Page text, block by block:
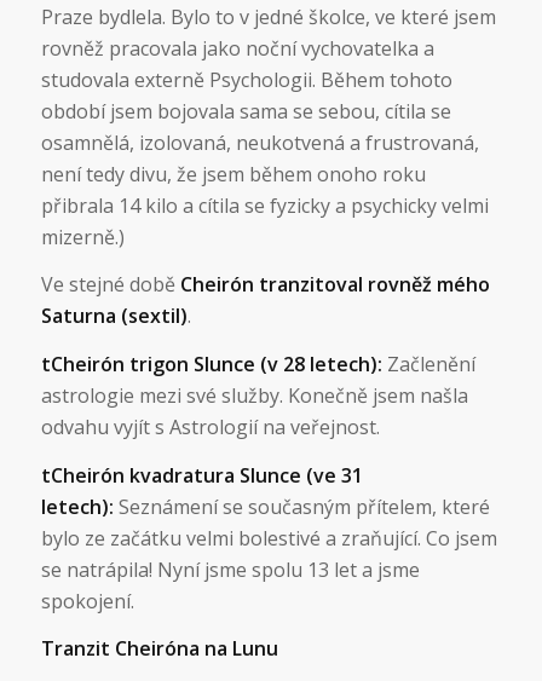
Praze bydlela. Bylo to v jedné školce, ve které jsem
rovněž pracovala jako noční vychovatelka a
studovala externě Psychologii. Během tohoto
období jsem bojovala sama se sebou, cítila se
osamnělá, izolovaná, neukotvená a frustrovaná,
není tedy divu, že jsem během onoho roku
přibrala 14 kilo a cítila se fyzicky a psychicky velmi
mizerně.)
Ve stejné době Cheirón tranzitoval rovněž mého
Saturna (sextil).
tCheirón trigon Slunce (v 28 letech): Začlenění
astrologie mezi své služby. Konečně jsem našla
odvahu vyjít s Astrologií na veřejnost.
tCheirón kvadratura Slunce (ve 31
letech): Seznámení se současným přítelem, které
bylo ze začátku velmi bolestivé a zraňující. Co jsem
se natrápila! Nyní jsme spolu 13 let a jsme
spokojení.
Tranzit Cheiróna na Lunu